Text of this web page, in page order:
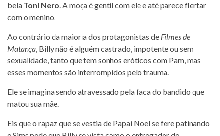
bela Toni Nero. A moça é gentil com ele e até parece flertar
com o menino.
Ao contrário da maioria dos protagonistas de Filmes de
Matança, Billy não é alguém castrado, impotente ou sem
sexualidade, tanto que tem sonhos eróticos com Pam, mas
esses momentos são interrompidos pelo trauma.
Ele se imagina sendo atravessado pela faca do bandido que
matou sua mãe.
Eis que o rapaz que se vestia de Papai Noel se fere patinando